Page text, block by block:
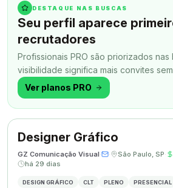
DESTAQUE NAS BUSCAS
Seu perfil aparece
recrutadores
Profissionais PRO são priorizados nas
visibilidade significa mais convites
todo momento.
Ver planos PRO
Designer Gráfico
GZ Comunicação Visual· · São Paulo, SP·
há 29 dias
DESIGN GRÁFICO CLT PLENO PRESENCIAL